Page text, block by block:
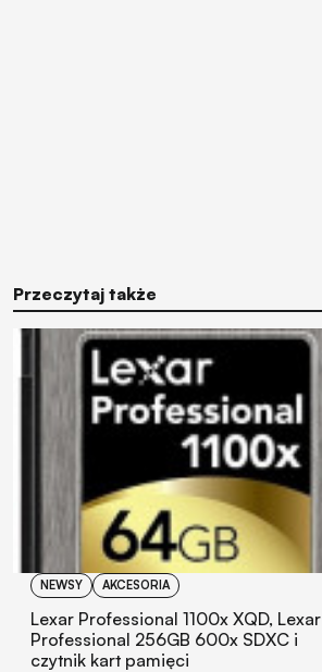
Przeczytaj także
NEWSY AKCESORIA
Lexar Professional 1100x XQD, Lexar
Professional 256GB 600x SDXC i
czytnik kart pamięci